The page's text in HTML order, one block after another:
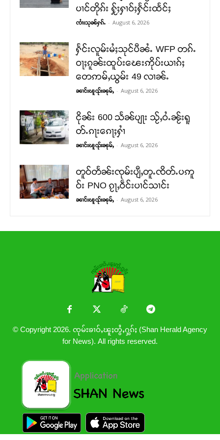
ပၢင်တိုၵ်း ႁႂ်ႈႁၢဝ်ႈႁႅင်းထႅင်ႈ
ၸၢႆးသုၼ်ႁၵ်ႉ - August 6, 2026
ႁႅင်းလူမ်းမႆႈသုင်ပီၼႆႉ WFP တၵ်ႉ
ဝႃႈၵူၼ်းထူပ်းၽေးဢိုပ်းယၢၵ်ႈ
တေဢမ်ႇယွမ်း 49 လၢၼ်ႉ
ၼၢင်းၽူၺ်းၼုမ်ႇ - August 6, 2026
ငိုၼ်း 600 သႅၼ်ပျႃး သႂ်ႇဝႆႉၼႂ်းရူ
တ်ႉၵႃးၵေႃႈႁၢႆ
ၼၢင်းၽူၺ်းၼုမ်ႇ - August 6, 2026
တူဝ်တႅၼ်းၸုမ်းပျီႇတူႉၸိတ်ႉပဢူ
ဝ်း PNO ၵႂႃႇဝဵင်းပၢင်သၢင်း
ၼၢင်းၽူၺ်းၼုမ်ႇ - August 6, 2026
© Copyright 2026. ၸုမ်းၶၢဝ်ႇၽူႈတွႆႇႁွၵ်ႈ (Shan Herald Agency
for News). All rights reserved.